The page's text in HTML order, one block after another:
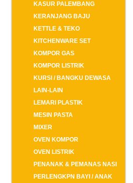
KASUR PALEMBANG
KERANJANG BAJU
KETTLE & TEKO
KITCHENWARE SET
KOMPOR GAS
KOMPOR LISTRIK
KURSI / BANGKU DEWASA
LAIN-LAIN
LEMARI PLASTIK
MESIN PASTA
MIXER
OVEN KOMPOR
OVEN LISTRIK
PENANAK & PEMANAS NASI
PERLENGKPN BAYI / ANAK